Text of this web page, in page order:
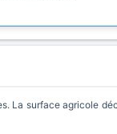
La surface agricole